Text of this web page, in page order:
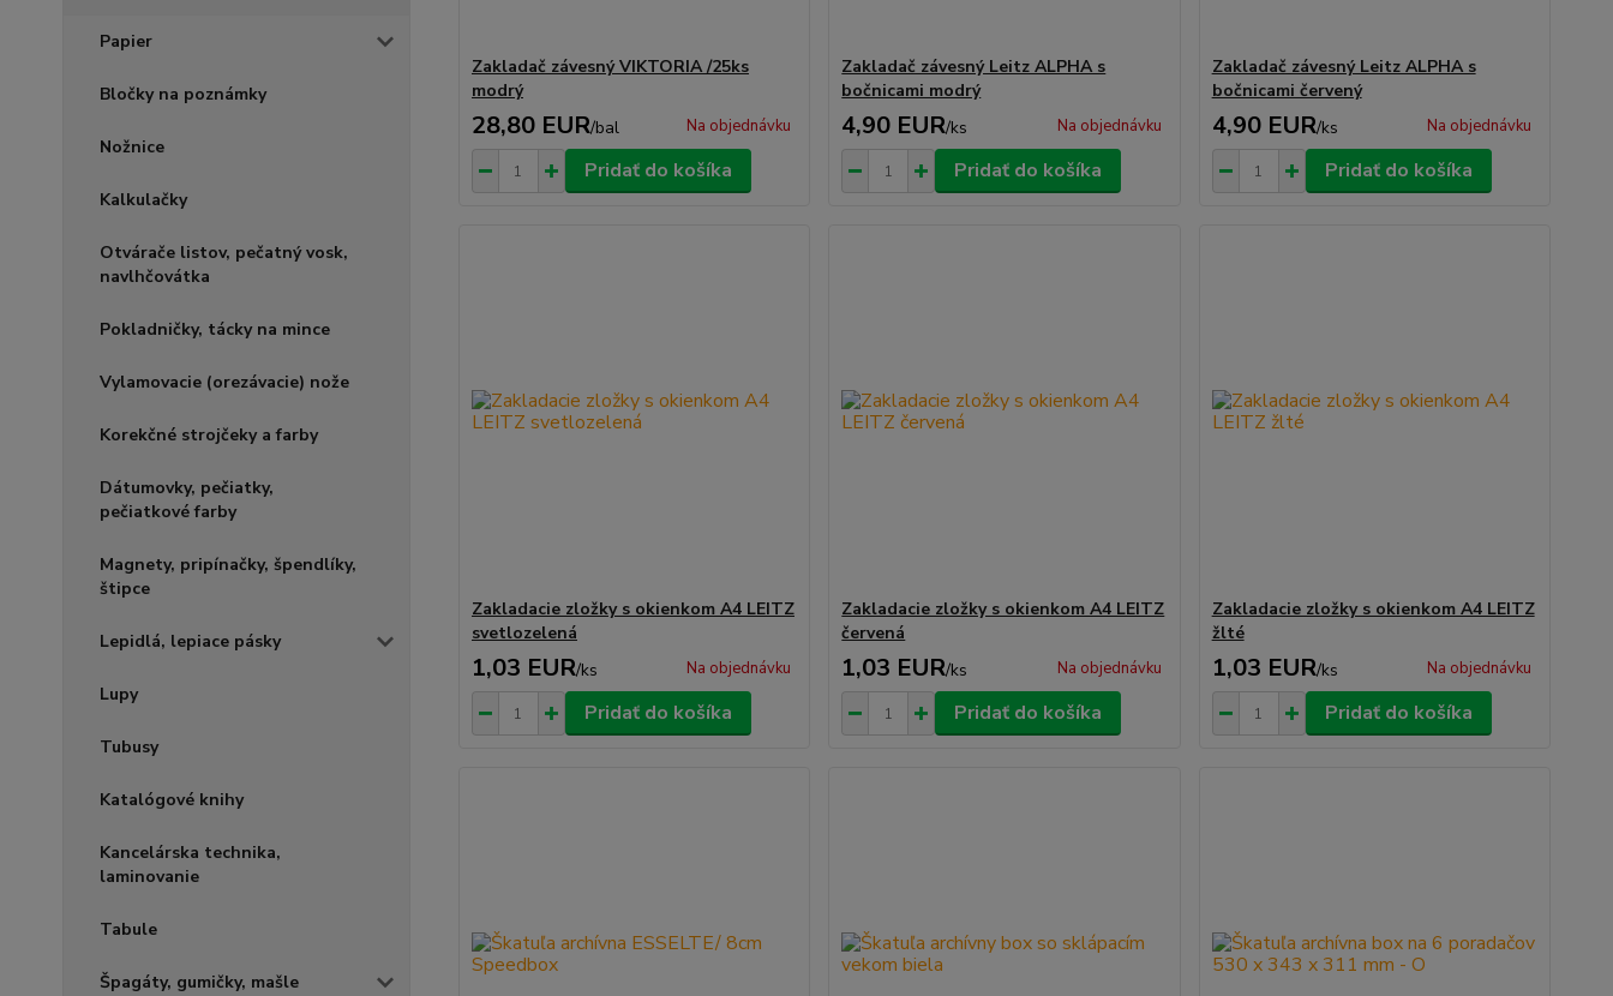
Papier
Bločky na poznámky
Nožnice
Kalkulačky
Otvárače listov, pečatný vosk,
navlhčovátka
Pokladničky, tácky na mince
Vylamovacie (orezávacie) nože
Korekčné strojčeky a farby
Dátumovky, pečiatky,
pečiatkové farby
Magnety, pripínačky, špendlíky,
štipce
Lepidlá, lepiace pásky
Lupy
Tubusy
Katalógové knihy
Kancelárska technika,
laminovanie
Tabule
Špagáty, gumičky, mašle
Zakladač závesný VIKTORIA /25ks
modrý
28,80 EUR/bal Na objednávku
Pridať do košíka
Zakladač závesný Leitz ALPHA s
bočnicami modrý
4,90 EUR/ks Na objednávku
Pridať do košíka
Zakladač závesný Leitz ALPHA s
bočnicami červený
4,90 EUR/ks Na objednávku
Pridať do košíka
Zakladacie zložky s okienkom A4 LEITZ
svetlozelená
1,03 EUR/ks Na objednávku
Pridať do košíka
Zakladacie zložky s okienkom A4 LEITZ
červená
1,03 EUR/ks Na objednávku
Pridať do košíka
Zakladacie zložky s okienkom A4 LEITZ
žlté
1,03 EUR/ks Na objednávku
Pridať do košíka